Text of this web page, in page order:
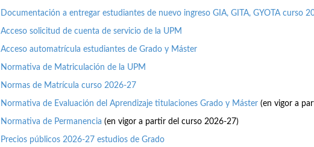
Documentación a entregar estudiantes de nuevo ingreso GIA, GITA, GYOTA curso
Acceso solicitud de cuenta de servicio de la UPM
Acceso automatrícula estudiantes de Grado y Máster
Normativa de Matriculación de la UPM
Normas de Matrícula curso 2026-27
Normativa de Evaluación del Aprendizaje titulaciones Grado y Máster (en vigor a
Normativa de Permanencia (en vigor a partir del curso 2026-27)
Precios públicos 2026-27 estudios de Grado